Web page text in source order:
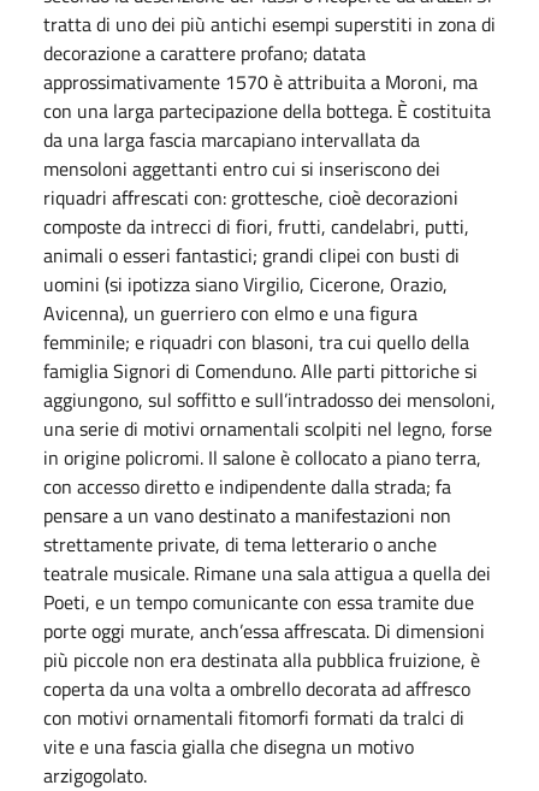
tratta di uno dei più antichi esempi superstiti in zona di
decorazione a carattere profano; datata
approssimativamente 1570 è attribuita a Moroni, ma
con una larga partecipazione della bottega. È costituita
da una larga fascia marcapiano intervallata da
mensoloni aggettanti entro cui si inseriscono dei
riquadri affrescati con: grottesche, cioè decorazioni
composte da intrecci di fiori, frutti, candelabri, putti,
animali o esseri fantastici; grandi clipei con busti di
uomini (si ipotizza siano Virgilio, Cicerone, Orazio,
Avicenna), un guerriero con elmo e una figura
femminile; e riquadri con blasoni, tra cui quello della
famiglia Signori di Comenduno. Alle parti pittoriche si
aggiungono, sul soffitto e sull’intradosso dei mensoloni,
una serie di motivi ornamentali scolpiti nel legno, forse
in origine policromi. Il salone è collocato a piano terra,
con accesso diretto e indipendente dalla strada; fa
pensare a un vano destinato a manifestazioni non
strettamente private, di tema letterario o anche
teatrale musicale. Rimane una sala attigua a quella dei
Poeti, e un tempo comunicante con essa tramite due
porte oggi murate, anch’essa affrescata. Di dimensioni
più piccole non era destinata alla pubblica fruizione, è
coperta da una volta a ombrello decorata ad affresco
con motivi ornamentali fitomorfi formati da tralci di
vite e una fascia gialla che disegna un motivo
arzigogolato.